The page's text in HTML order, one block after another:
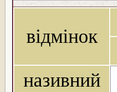
відмінок
називний